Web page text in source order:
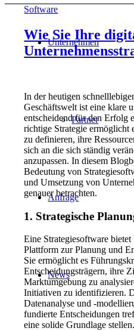
Unternehmen
Partner
Anfrage
News
Software
Wie Sie Ihre
In der heutigen
Geschäftswelt ist eine klare
entscheidend für den Erfolg
richtige Strategie ermöglicht
zu definieren, ihre
sich an die sich ständig
anzupassen. In diesem
Bedeutung von
und Umsetzung von
genauer betrachten.
1. Strategische
Eine Strategiesoftware
Plattform zur Planung und
Sie ermöglicht es
Entscheidungsträgern, ihre
Marktumgebung zu
Initiativen zu identifizieren.
Datenanalyse und -
fundierte Entscheidungen
eine solide Grundlage stellen.